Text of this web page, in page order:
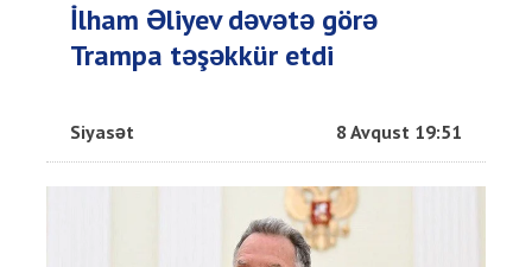
İlham Əliyev dəvətə görə
Trampa təşəkkür etdi
Siyasət 8 Avqust 19:51